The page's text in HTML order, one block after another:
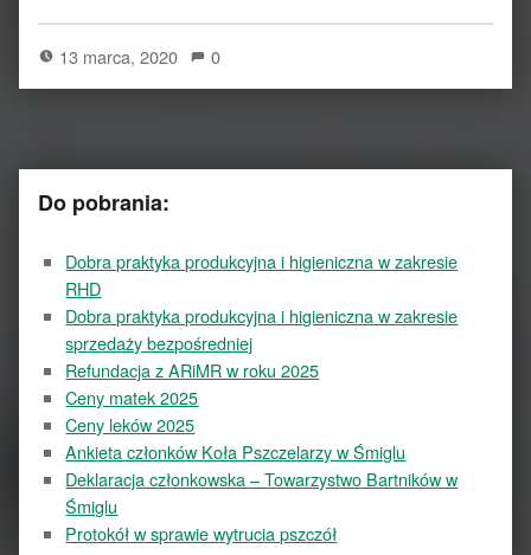
13 marca, 2020 0
Do pobrania:
Dobra praktyka produkcyjna i higieniczna w zakresie
RHD
Dobra praktyka produkcyjna i higieniczna w zakresie
sprzedaży bezpośredniej
Refundacja z ARiMR w roku 2025
Ceny matek 2025
Ceny leków 2025
Ankieta członków Koła Pszczelarzy w Śmiglu
Deklaracja członkowska – Towarzystwo Bartników w
Śmiglu
Protokół w sprawie wytrucia pszczół